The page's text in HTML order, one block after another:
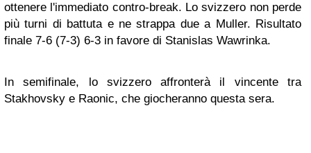
ottenere l'immediato contro-break. Lo svizzero non perde
più turni di battuta e ne strappa due a Muller. Risultato
finale 7-6 (7-3) 6-3 in favore di Stanislas Wawrinka.
In semifinale, lo svizzero affronterà il vincente tra
Stakhovsky e Raonic, che giocheranno questa sera.